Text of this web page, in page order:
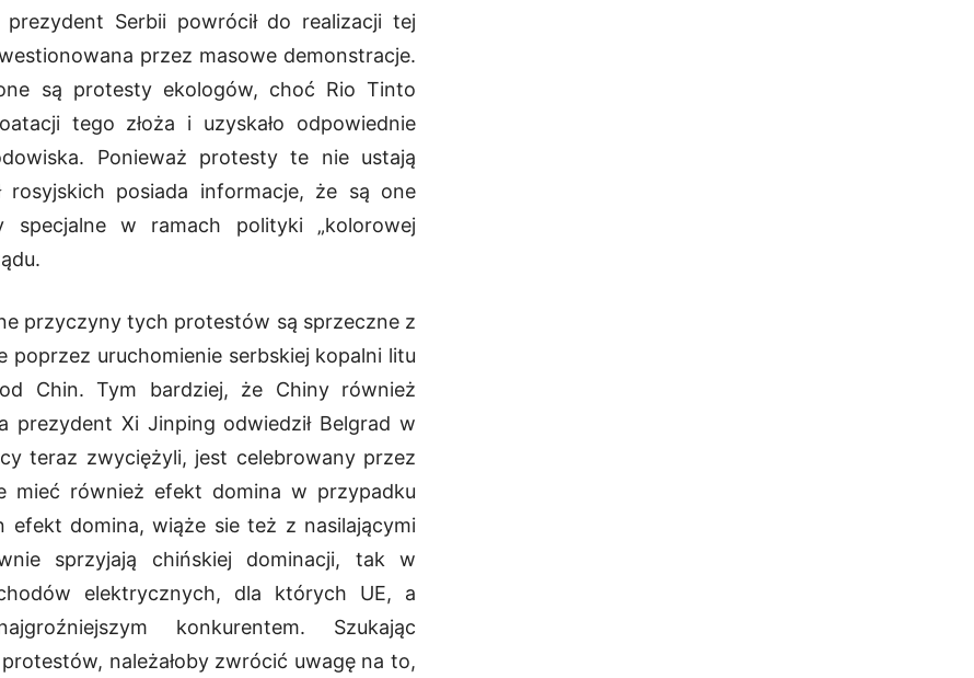
Serbii powrócił do realizacji tej
przez masowe demonstracje.
są protesty ekologów, choć Rio Tinto
tego złoża i uzyskało odpowiednie
Ponieważ protesty te nie ustają
rosyjskich posiada informacje, że są one
specjalne w ramach polityki „kolorowej
przyczyny tych protestów są sprzeczne z
poprzez uruchomienie serbskiej kopalni litu
Chin. Tym bardziej, że Chiny również
prezydent Xi Jinping odwiedził Belgrad w
teraz zwyciężyli, jest celebrowany przez
mieć również efekt domina w przypadku
domina, wiąże sie też z nasilającymi
sprzyjają chińskiej dominacji, tak w
elektrycznych, dla których UE, a
konkurentem. Szukając
należałoby zwrócić uwagę na to,